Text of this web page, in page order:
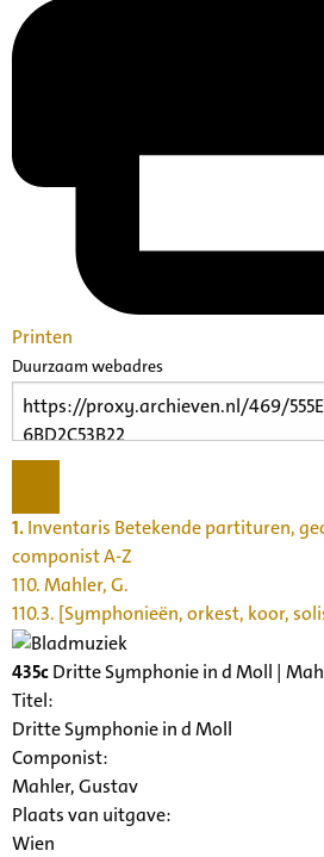
Printen
Duurzaam webadres
1.Inventaris Betekende partituren,
componist A-Z
110. Mahler, G.
110.3. [Symphonieën, orkest, koor,
435cDritte Symphonie in d Moll |
Titel:
Dritte Symphonie in d Moll
Componist:
Mahler, Gustav
Plaats van uitgave:
Wien